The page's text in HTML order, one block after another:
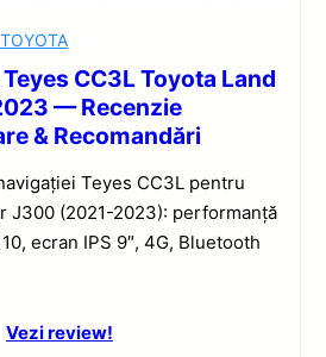
CC3L Toyota Land
— Recenzie
& Recomandări
Teyes CC3L pentru
J300 (2021-2023): performanță
ecran IPS 9″, 4G, Bluetooth
Vezi review!